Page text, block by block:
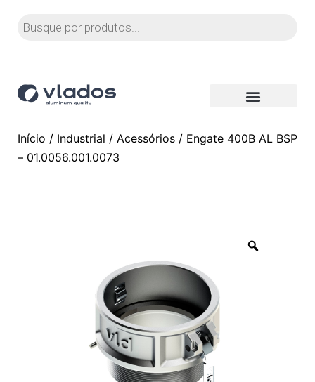
Início / Industrial / Acessórios / Engate 400B AL BSP
– 01.0056.001.0073